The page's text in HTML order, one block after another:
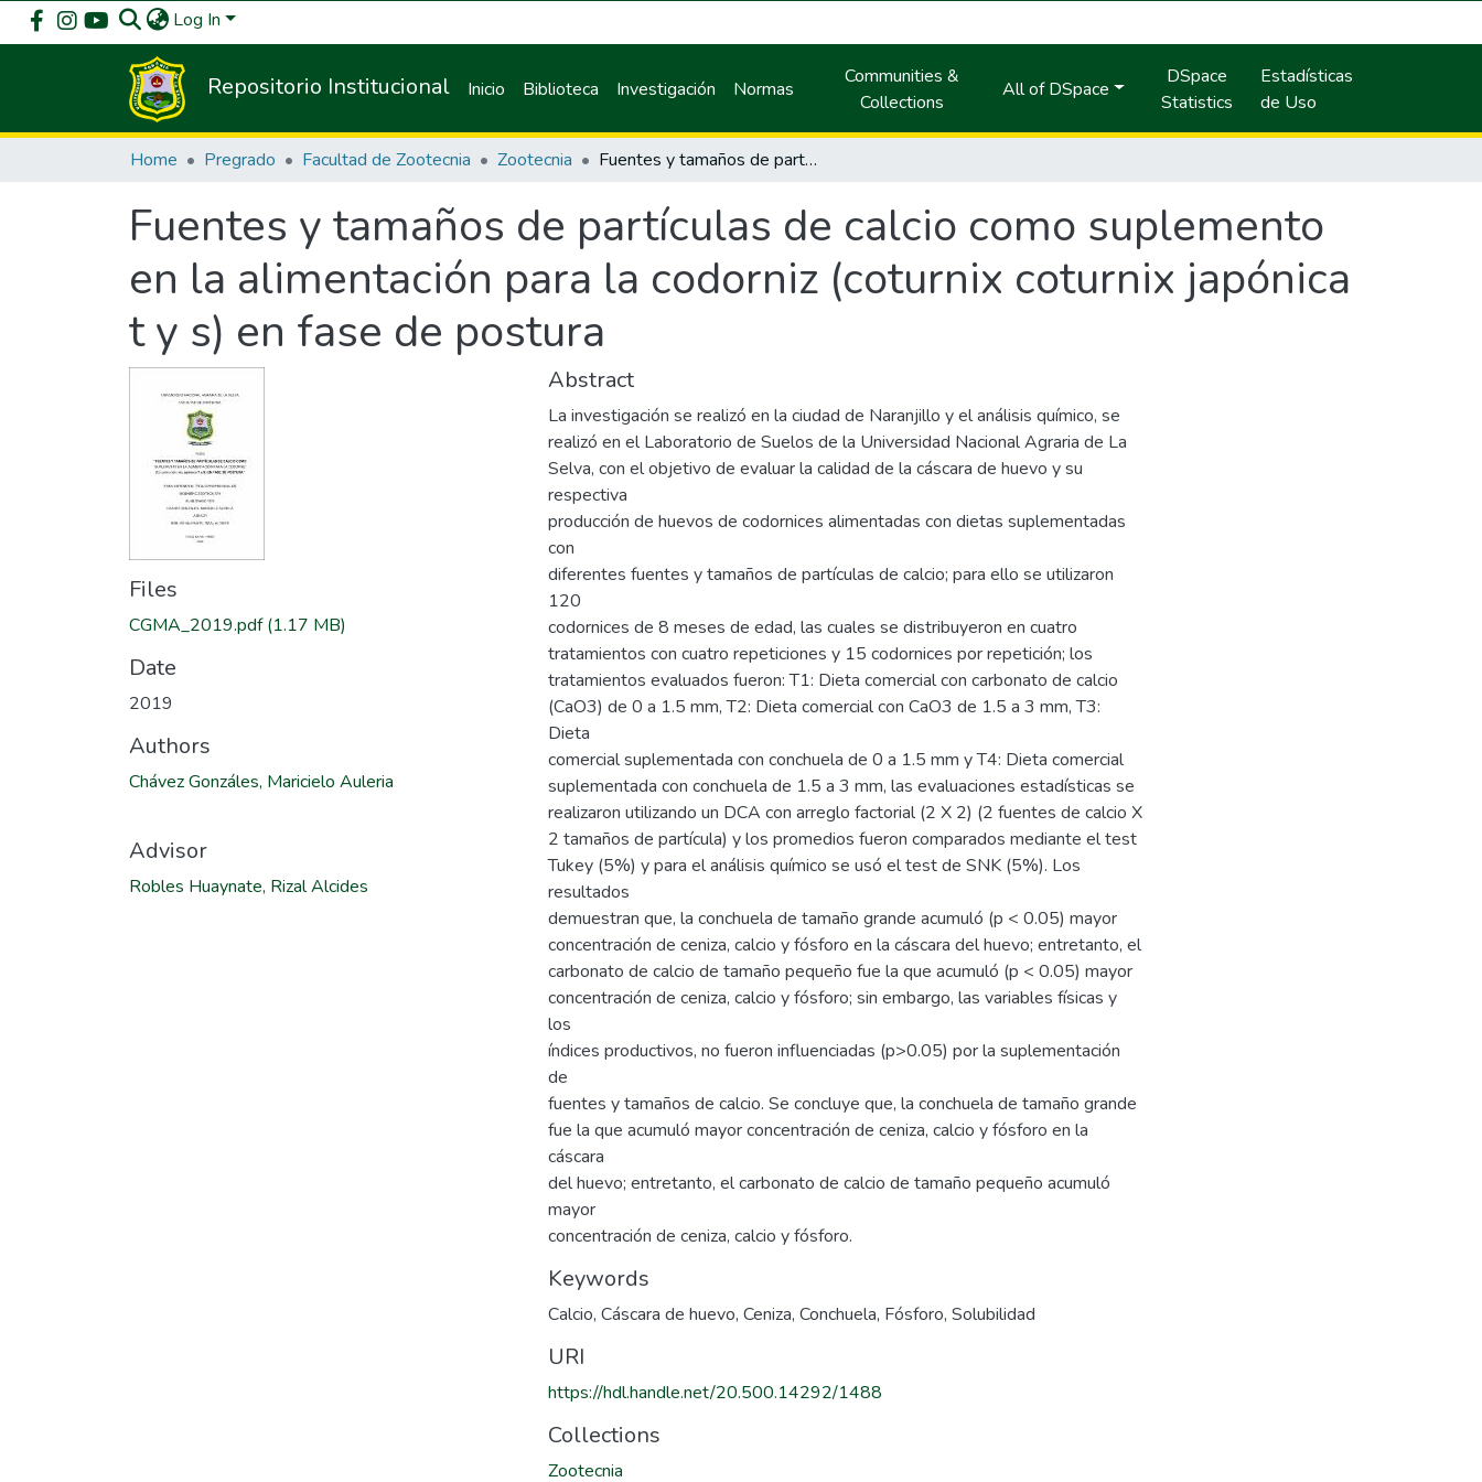
Log In
Repositorio Institucional Inicio Biblioteca Investigación Normas
Communities &
Collections
All of DSpace
DSpace
Statistics
Estadísticas
de Uso
Home Pregrado Facultad de Zootecnia Zootecnia Fuentes y tamaños de partículas de calcio como suplemento en la alimentación para la codorniz (coturnix coturnix japónica t y s) en fase de postura
Fuentes y tamaños de partículas de calcio como suplemento
en la alimentación para la codorniz (coturnix coturnix japónica
t y s) en fase de postura
Files
CGMA_2019.pdf(1.17 MB)
Date
2019
Authors
Chávez Gonzáles, Maricielo Auleria
Advisor
Robles Huaynate, Rizal Alcides
Abstract
La investigación se realizó en la ciudad de Naranjillo y el análisis químico, se
realizó en el Laboratorio de Suelos de la Universidad Nacional Agraria de La
Selva, con el objetivo de evaluar la calidad de la cáscara de huevo y su
respectiva
producción de huevos de codornices alimentadas con dietas suplementadas
con
diferentes fuentes y tamaños de partículas de calcio; para ello se utilizaron
120
codornices de 8 meses de edad, las cuales se distribuyeron en cuatro
tratamientos con cuatro repeticiones y 15 codornices por repetición; los
tratamientos evaluados fueron: T1: Dieta comercial con carbonato de calcio
(CaO3) de 0 a 1.5 mm, T2: Dieta comercial con CaO3 de 1.5 a 3 mm, T3:
Dieta
comercial suplementada con conchuela de 0 a 1.5 mm y T4: Dieta comercial
suplementada con conchuela de 1.5 a 3 mm, las evaluaciones estadísticas se
realizaron utilizando un DCA con arreglo factorial (2 X 2) (2 fuentes de calcio X
2 tamaños de partícula) y los promedios fueron comparados mediante el test
Tukey (5%) y para el análisis químico se usó el test de SNK (5%). Los
resultados
demuestran que, la conchuela de tamaño grande acumuló (p < 0.05) mayor
concentración de ceniza, calcio y fósforo en la cáscara del huevo; entretanto, el
carbonato de calcio de tamaño pequeño fue la que acumuló (p < 0.05) mayor
concentración de ceniza, calcio y fósforo; sin embargo, las variables físicas y
los
índices productivos, no fueron influenciadas (p>0.05) por la suplementación
de
fuentes y tamaños de calcio. Se concluye que, la conchuela de tamaño grande
fue la que acumuló mayor concentración de ceniza, calcio y fósforo en la
cáscara
del huevo; entretanto, el carbonato de calcio de tamaño pequeño acumuló
mayor
concentración de ceniza, calcio y fósforo.
Keywords
Calcio, Cáscara de huevo, Ceniza, Conchuela, Fósforo, Solubilidad
URI
https://hdl.handle.net/20.500.14292/1488
Collections
Zootecnia